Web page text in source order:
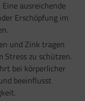
ausreichende
Erschöpfung im
und Zink tragen
Stress zu schützen.
bei körperlicher
beeinflusst